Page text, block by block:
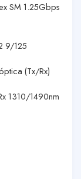
SM 1.25Gbps
9/125
(Tx/Rx)
1310/1490nm